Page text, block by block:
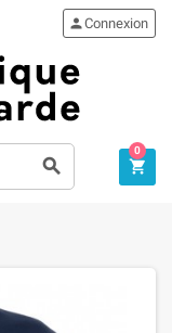

Connexion

0